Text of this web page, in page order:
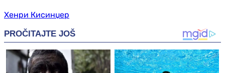
Хенри Кисинџер